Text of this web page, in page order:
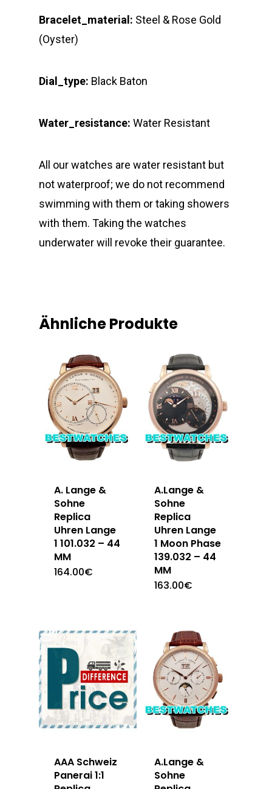
Bracelet_material: Steel & Rose Gold
(Oyster)
Dial_type: Black Baton
Water_resistance: Water Resistant
All our watches are water resistant but
not waterproof; we do not recommend
swimming with them or taking showers
with them. Taking the watches
underwater will revoke their guarantee.
Ähnliche Produkte
A. Lange &
Sohne
Replica
Uhren Lange
1 101.032 – 44
MM
164.00€
A.Lange &
Sohne
Replica
Uhren Lange
1 Moon Phase
139.032 – 44
MM
163.00€
AAA Schweiz
Panerai 1:1
A.Lange &
Sohne